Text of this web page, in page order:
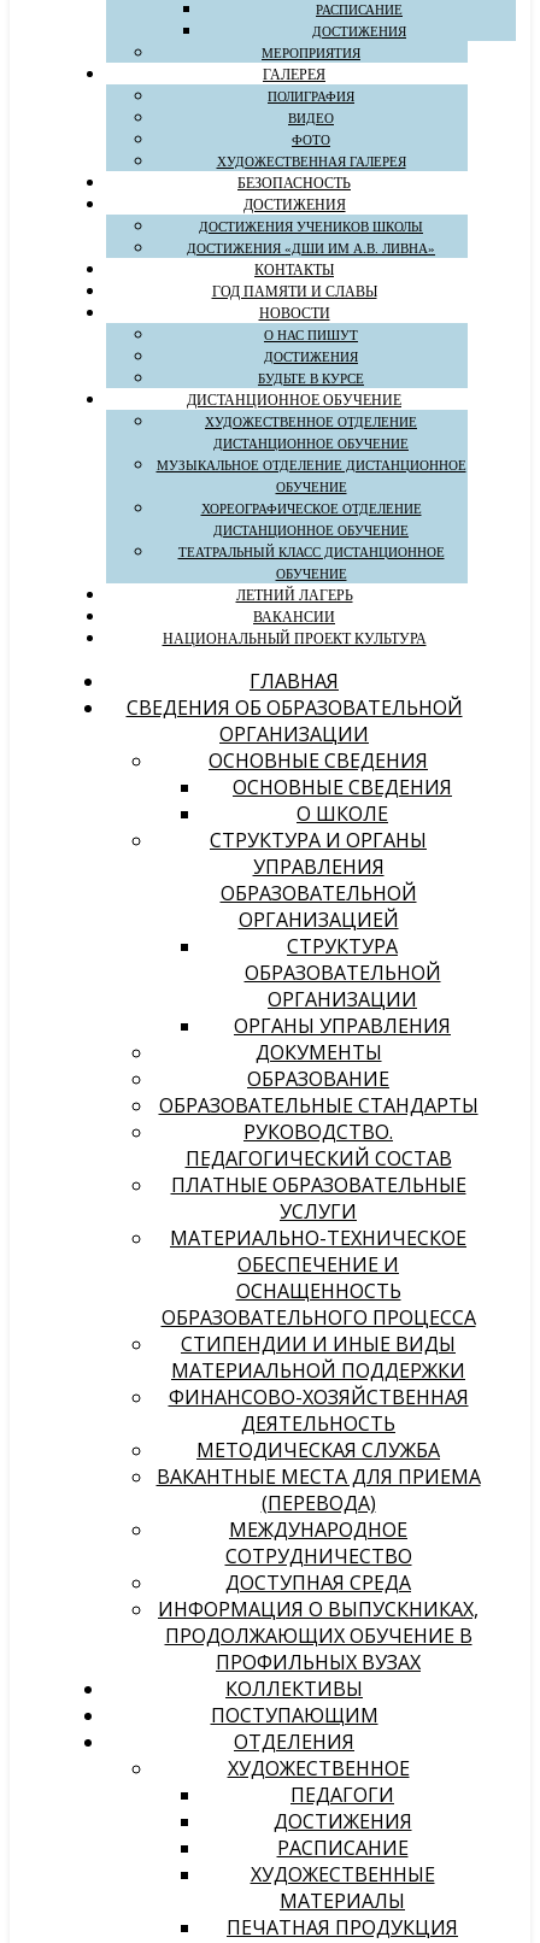
РАСПИСАНИЕ
ДОСТИЖЕНИЯ
МЕРОПРИЯТИЯ
ГАЛЕРЕЯ
ПОЛИГРАФИЯ
ВИДЕО
ФОТО
ХУДОЖЕСТВЕННАЯ ГАЛЕРЕЯ
БЕЗОПАСНОСТЬ
ДОСТИЖЕНИЯ
ДОСТИЖЕНИЯ УЧЕНИКОВ ШКОЛЫ
ДОСТИЖЕНИЯ «ДШИ ИМ А.В. ЛИВНА»
КОНТАКТЫ
ГОД ПАМЯТИ И СЛАВЫ
НОВОСТИ
О НАС ПИШУТ
ДОСТИЖЕНИЯ
БУДЬТЕ В КУРСЕ
ДИСТАНЦИОННОЕ ОБУЧЕНИЕ
ХУДОЖЕСТВЕННОЕ ОТДЕЛЕНИЕ
ДИСТАНЦИОННОЕ ОБУЧЕНИЕ
МУЗЫКАЛЬНОЕ ОТДЕЛЕНИЕ ДИСТАНЦИОННОЕ
ОБУЧЕНИЕ
ХОРЕОГРАФИЧЕСКОЕ ОТДЕЛЕНИЕ
ДИСТАНЦИОННОЕ ОБУЧЕНИЕ
ТЕАТРАЛЬНЫЙ КЛАСС ДИСТАНЦИОННОЕ
ОБУЧЕНИЕ
ЛЕТНИЙ ЛАГЕРЬ
ВАКАНСИИ
НАЦИОНАЛЬНЫЙ ПРОЕКТ КУЛЬТУРА
ГЛАВНАЯ
СВЕДЕНИЯ ОБ ОБРАЗОВАТЕЛЬНОЙ
ОРГАНИЗАЦИИ
ОСНОВНЫЕ СВЕДЕНИЯ
ОСНОВНЫЕ СВЕДЕНИЯ
О ШКОЛЕ
СТРУКТУРА И ОРГАНЫ
УПРАВЛЕНИЯ
ОБРАЗОВАТЕЛЬНОЙ
ОРГАНИЗАЦИЕЙ
СТРУКТУРА
ОБРАЗОВАТЕЛЬНОЙ
ОРГАНИЗАЦИИ
ОРГАНЫ УПРАВЛЕНИЯ
ДОКУМЕНТЫ
ОБРАЗОВАНИЕ
ОБРАЗОВАТЕЛЬНЫЕ СТАНДАРТЫ
РУКОВОДСТВО.
ПЕДАГОГИЧЕСКИЙ СОСТАВ
ПЛАТНЫЕ ОБРАЗОВАТЕЛЬНЫЕ
УСЛУГИ
МАТЕРИАЛЬНО-ТЕХНИЧЕСКОЕ
ОБЕСПЕЧЕНИЕ И
ОСНАЩЕННОСТЬ
ОБРАЗОВАТЕЛЬНОГО ПРОЦЕССА
СТИПЕНДИИ И ИНЫЕ ВИДЫ
МАТЕРИАЛЬНОЙ ПОДДЕРЖКИ
ФИНАНСОВО-ХОЗЯЙСТВЕННАЯ
ДЕЯТЕЛЬНОСТЬ
МЕТОДИЧЕСКАЯ СЛУЖБА
ВАКАНТНЫЕ МЕСТА ДЛЯ ПРИЕМА
(ПЕРЕВОДА)
МЕЖДУНАРОДНОЕ
СОТРУДНИЧЕСТВО
ДОСТУПНАЯ СРЕДА
ИНФОРМАЦИЯ О ВЫПУСКНИКАХ,
ПРОДОЛЖАЮЩИХ ОБУЧЕНИЕ В
ПРОФИЛЬНЫХ ВУЗАХ
КОЛЛЕКТИВЫ
ПОСТУПАЮЩИМ
ОТДЕЛЕНИЯ
ХУДОЖЕСТВЕННОЕ
ПЕДАГОГИ
ДОСТИЖЕНИЯ
РАСПИСАНИЕ
ХУДОЖЕСТВЕННЫЕ
МАТЕРИАЛЫ
ПЕЧАТНАЯ ПРОДУКЦИЯ